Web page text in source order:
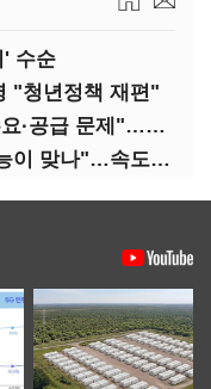
수순
"청년정책 재편"
성기홍 "전월세난, 세금보단 수요·공급 문제"…닥공 시사
이 대통령 "AI 시대, 객관식 수능이 맞나"…속도전 '경계'